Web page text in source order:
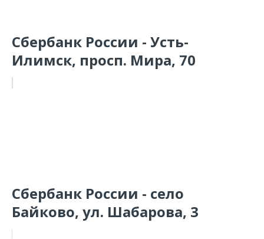
Сбербанк России - Усть-
Илимск, просп. Мира, 70
Сбербанк России - село
Байково, ул. Шабарова, 3